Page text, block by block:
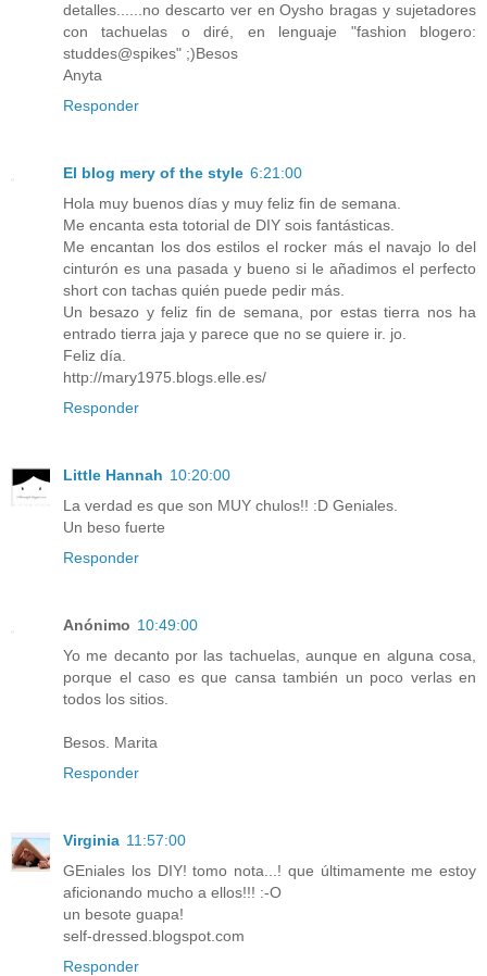
detalles......no descarto ver en Oysho bragas y sujetadores
con tachuelas o diré, en lenguaje "fashion blogero:
studdes@spikes" ;)Besos
Anyta
Responder
El blog mery of the style 6:21:00
Hola muy buenos días y muy feliz fin de semana.
Me encanta esta totorial de DIY sois fantásticas.
Me encantan los dos estilos el rocker más el navajo lo del
cinturón es una pasada y bueno si le añadimos el perfecto
short con tachas quién puede pedir más.
Un besazo y feliz fin de semana, por estas tierra nos ha
entrado tierra jaja y parece que no se quiere ir. jo.
Feliz día.
http://mary1975.blogs.elle.es/
Responder
Little Hannah 10:20:00
La verdad es que son MUY chulos!! :D Geniales.
Un beso fuerte
Responder
Anónimo 10:49:00
Yo me decanto por las tachuelas, aunque en alguna cosa,
porque el caso es que cansa también un poco verlas en
todos los sitios.
Besos. Marita
Responder
Virginia 11:57:00
GEniales los DIY! tomo nota...! que últimamente me estoy
aficionando mucho a ellos!!! :-O
un besote guapa!
self-dressed.blogspot.com
Responder